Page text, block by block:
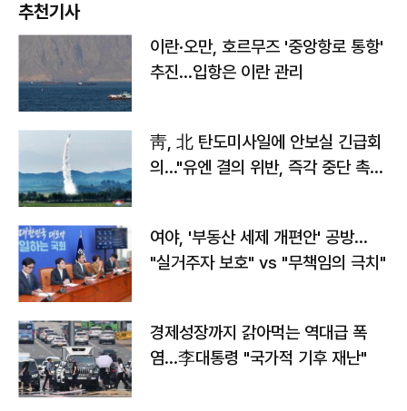
추천기사
이란·오만, 호르무즈 '중앙항로 통항'
추진…입항은 이란 관리
靑, 北 탄도미사일에 안보실 긴급회
의…"유엔 결의 위반, 즉각 중단 촉
여야, '부동산 세제 개편안' 공방…
"실거주자 보호" vs "무책임의 극치"
경제성장까지 갉아먹는 역대급 폭
염…李대통령 "국가적 기후 재난"